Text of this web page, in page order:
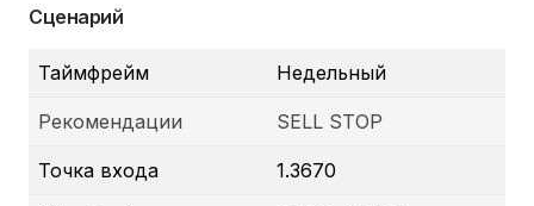
Сценарий
Таймфрейм Недельный
Рекомендации SELL STOP
Точка входа 1.3670